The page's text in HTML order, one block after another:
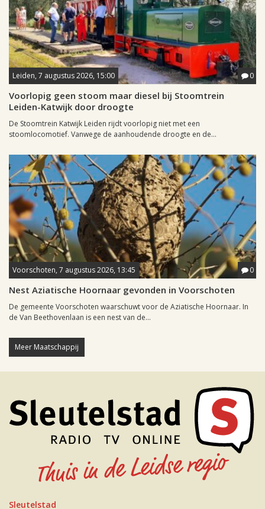
Leiden, 7 augustus 2026, 15:00 0
Voorlopig geen stoom maar diesel bij Stoomtrein
Leiden-Katwijk door droogte
De Stoomtrein Katwijk Leiden rijdt voorlopig niet met een
stoomlocomotief. Vanwege de aanhoudende droogte en de...
Voorschoten, 7 augustus 2026, 13:45 0
Nest Aziatische Hoornaar gevonden in Voorschoten
De gemeente Voorschoten waarschuwt voor de Aziatische Hoornaar. In
de Van Beethovenlaan is een nest van de...
Meer Maatschappij
Sleutelstad